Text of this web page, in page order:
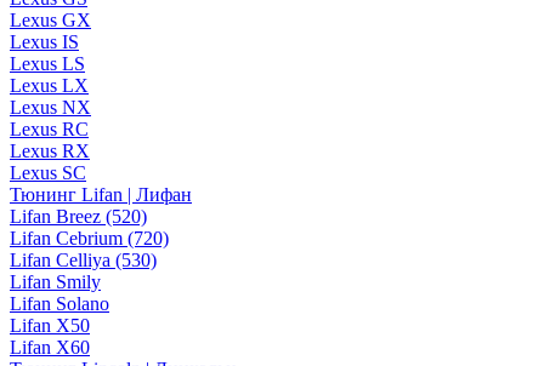
Lexus GX
Lexus IS
Lexus LS
Lexus LX
Lexus NX
Lexus RC
Lexus RX
Lexus SC
Тюнинг Lifan | Лифан
Lifan Breez (520)
Lifan Cebrium (720)
Lifan Celliya (530)
Lifan Smily
Lifan Solano
Lifan X50
Lifan X60